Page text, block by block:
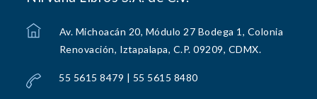
Av. Michoacán 20, Módulo 27 Bodega 1, Colonia
Renovación, Iztapalapa, C.P. 09209, CDMX.
55 5615 8479 | 55 5615 8480